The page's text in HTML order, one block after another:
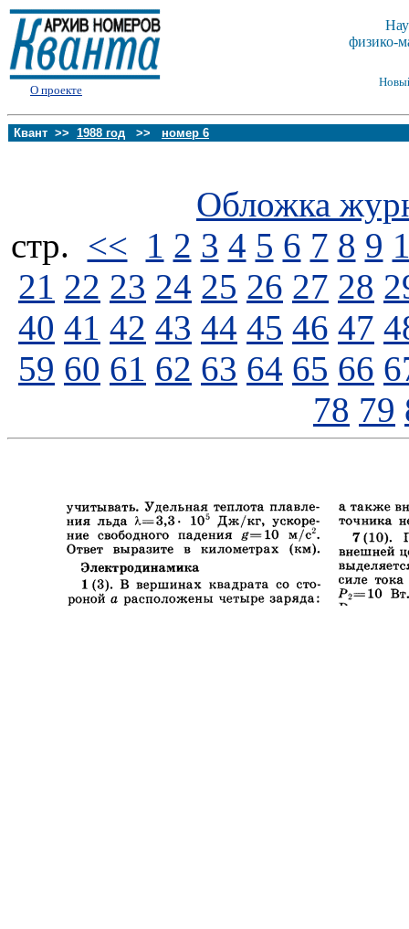
О проекте
физико-
Квант >> 1988 год >> номер 6
Обложка
стp. << 1 2 3 4 5 6 7 8 9
21 22 23 24 25 26 27 28
40 41 42 43 44 45 46 47
59 60 61 62 63 64 65 66
78 79